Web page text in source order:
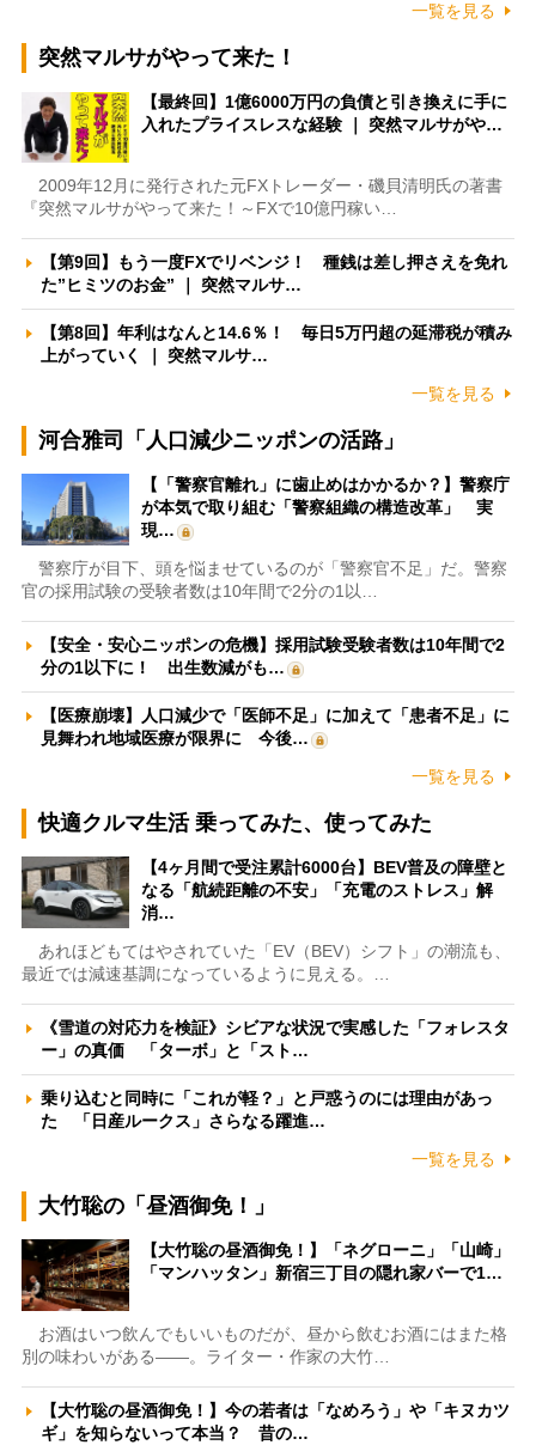
一覧を見る
突然マルサがやって来た！
【最終回】1億6000万円の負債と引き換えに手に
入れたプライスレスな経験 ｜ 突然マルサがや…
2009年12月に発行された元FXトレーダー・磯貝清明氏の著書
『突然マルサがやって来た！～FXで10億円稼い…
【第9回】もう一度FXでリベンジ！ 種銭は差し押さえを免れ
た”ヒミツのお金” ｜ 突然マルサ…
【第8回】年利はなんと14.6％！ 毎日5万円超の延滞税が積み
上がっていく ｜ 突然マルサ…
一覧を見る
河合雅司「人口減少ニッポンの活路」
【「警察官離れ」に歯止めはかかるか？】警察庁
が本気で取り組む「警察組織の構造改革」 実
現…
警察庁が目下、頭を悩ませているのが「警察官不足」だ。警察
官の採用試験の受験者数は10年間で2分の1以…
【安全・安心ニッポンの危機】採用試験受験者数は10年間で2
分の1以下に！ 出生数減がも…
【医療崩壊】人口減少で「医師不足」に加えて「患者不足」に
見舞われ地域医療が限界に 今後…
一覧を見る
快適クルマ生活 乗ってみた、使ってみた
【4ヶ月間で受注累計6000台】BEV普及の障壁と
なる「航続距離の不安」「充電のストレス」解
消…
あれほどもてはやされていた「EV（BEV）シフト」の潮流も、
最近では減速基調になっているように見える。…
《雪道の対応力を検証》シビアな状況で実感した「フォレスタ
ー」の真価 「ターボ」と「スト…
乗り込むと同時に「これが軽？」と戸惑うのには理由があっ
た 「日産ルークス」さらなる躍進…
一覧を見る
大竹聡の「昼酒御免！」
【大竹聡の昼酒御免！】「ネグローニ」「山崎」
「マンハッタン」新宿三丁目の隠れ家バーで1…
お酒はいつ飲んでもいいものだが、昼から飲むお酒にはまた格
別の味わいがある――。ライター・作家の大竹…
【大竹聡の昼酒御免！】今の若者は「なめろう」や「キヌカツ
ギ」を知らないって本当？ 昔の…